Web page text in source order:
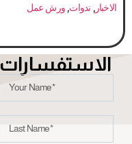
الاخبار, ندوات,ورش عمل
الاستفسارات